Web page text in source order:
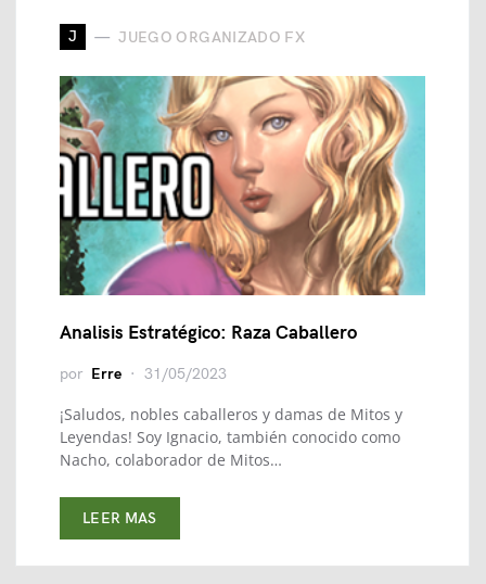
J JUEGO ORGANIZADO FX
Analisis Estratégico: Raza Caballero
por Erre 31/05/2023
¡Saludos, nobles caballeros y damas de Mitos y
Leyendas! Soy Ignacio, también conocido como
Nacho, colaborador de Mitos…
LEER MAS